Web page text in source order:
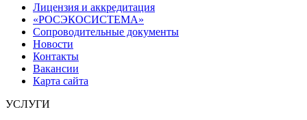
Лицензия и аккредитация
«РОСЭКОСИСТЕМА»
Сопроводительные документы
Новости
Контакты
Вакансии
Карта сайта
УСЛУГИ